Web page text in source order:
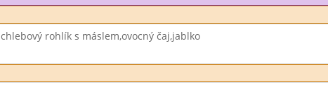
chlebový rohlík s máslem,ovocný čaj,jablko